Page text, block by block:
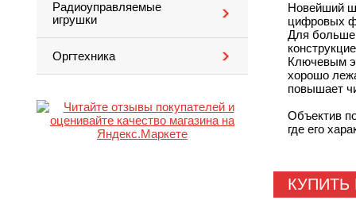
Радиоуправляемые
игрушки
Оргтехника
Новейший
цифровых
Для
Ключевым
хорошо
повышает
Объектив
где его
КУПИТЬ